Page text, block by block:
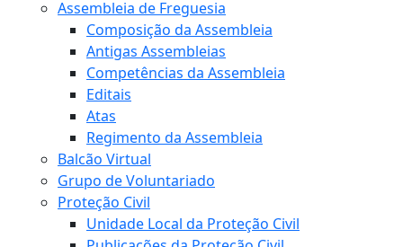
Assembleia de Freguesia
Composição da Assembleia
Antigas Assembleias
Competências da Assembleia
Editais
Atas
Regimento da Assembleia
Balcão Virtual
Grupo de Voluntariado
Proteção Civil
Unidade Local da Proteção Civil